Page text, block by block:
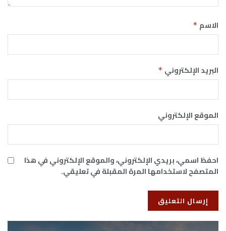
الاسم *
البريد الإلكتروني *
الموقع الإلكتروني
احفظ اسمي، بريدي الإلكتروني، والموقع الإلكتروني في هذا
المتصفح لاستخدامها المرة المقبلة في تعليقي.